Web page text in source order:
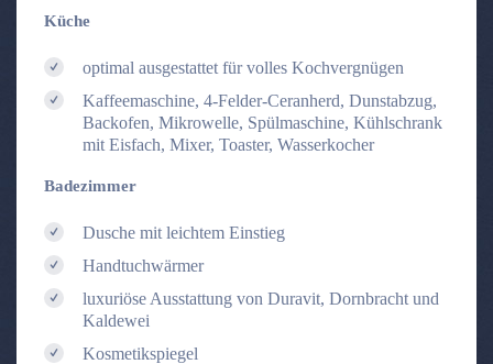
Küche
optimal ausgestattet für volles Kochvergnügen
Kaffeemaschine, 4-Felder-Ceranherd, Dunstabzug,
Backofen, Mikrowelle, Spülmaschine, Kühlschrank
mit Eisfach, Mixer, Toaster, Wasserkocher
Badezimmer
Dusche mit leichtem Einstieg
Handtuchwärmer
luxuriöse Ausstattung von Duravit, Dornbracht und
Kaldewei
Kosmetikspiegel